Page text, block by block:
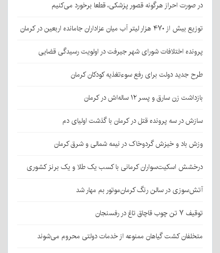
در صورت احراز هرگونه قصور پزشکی، قطعا برخورد می‌کنیم
توزیع بیش از ۴۷۰ هزار لیتر آب میان عزاداران جامانده اربعین در کرمان
پرونده اختلافات شورای شهر جیرفت در اولویت رسیدگی قضایی
طرح جدید دولت برای رفع سوءتغذیه کودکان کرمان
بازداشت زن سارق و پسر ۱۲ ساله‌اش در کرمان
سازش در سه پرونده قتل در کرمان با گذشت اولیای دم
وزش باد و خیزش گردوخاک در نیمه شمالی و شرق کرمان
درخشش اسکیت‌سواران کرمانی با کسب یک طلا و یک برنز کشوری
آتش‌سوزی در سالن رنگ کرمان‌موتور بم مهار شد
توقیف ۷ تن چوب قاچاق تاغ در رفسنجان
متخلفان کشت گیاهان ممنوعه از خدمات دولتی محروم می‌شوند